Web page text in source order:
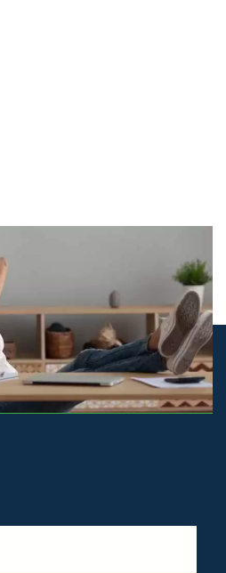
rechten voorbehouden